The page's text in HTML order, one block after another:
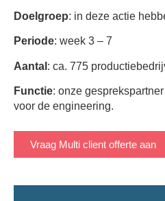
Doelgroep: in deze actie
Periode: week 3 – 7
Aantal : ca. 775
Functie: onze
voor de engineering.
Vraag Multi client offerte aan